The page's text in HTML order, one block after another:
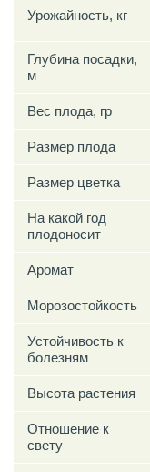
Урожайность, кг
Глубина посадки,
м
Вес плода, гр
Размер плода
Размер цветка
На какой год
плодоносит
Аромат
Морозостойкость
Устойчивость к
болезням
Высота растения
Отношение к
свету